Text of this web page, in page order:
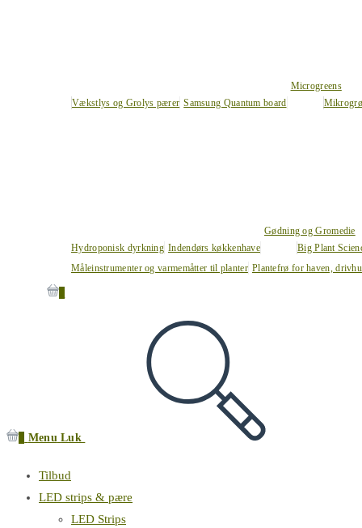
Vækstlys og Grolys pærer Samsung Quantum board
Microgreens
Hydroponisk dyrkning Indendørs køkkenhave
Gødning og Gromedie
Big Plant
Måleinstrumenter og varmemåtter til planter Plantefrø for haven,
Menu Luk
Tilbud
LED strips & pære
LED Strips